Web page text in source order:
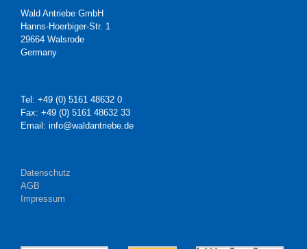
Wald Antriebe GmbH
Hanns-Hoerbiger-Str. 1
29664 Walsrode
Germany
Tel: +49 (0) 5161 48632 0
Fax: +49 (0) 5161 48632 33
Email: info@waldantriebe.de
Datenschutz
AGB
Impressum